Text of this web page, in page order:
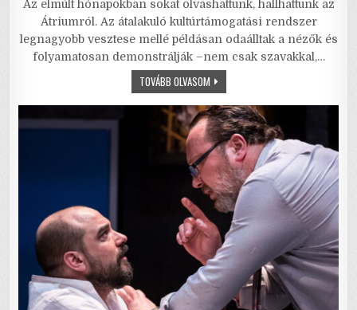
c
e
b
o
it
te
r
ai
l
ai
l
at
s
A
p
ar
e
Az elmúlt hónapokban sokat olvashattunk, hallhattunk az
Átriumról. Az átalakuló kultúrtámogatási rendszer
legnagyobb vesztese mellé példásan odaálltak a nézők és
folyamatosan demonstrálják –nem csak szavakkal,…
TOVÁBB OLVASOMBÁLNA
–
SZIGONYRA
SZÚRT
SZÍNHÁZ,
AVAGY
MI
KELL
A
NÉZŐNEK?